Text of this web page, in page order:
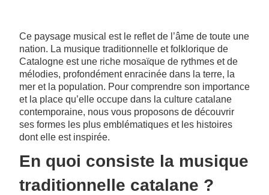
Ce paysage musical est le reflet de l’âme de toute une
nation. La musique traditionnelle et folklorique de
Catalogne est une riche mosaïque de rythmes et de
mélodies, profondément enracinée dans la terre, la
mer et la population. Pour comprendre son importance
et la place qu’elle occupe dans la culture catalane
contemporaine, nous vous proposons de découvrir
ses formes les plus emblématiques et les histoires
dont elle est inspirée.
En quoi consiste la musique
traditionnelle catalane ?